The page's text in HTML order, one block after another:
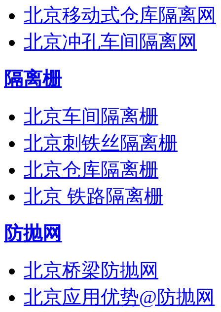
北京移动式仓库隔离网
北京冲孔车间隔离网
隔离栅
北京车间隔离栅
北京刺铁丝隔离栅
北京仓库隔离栅
北京 铁路隔离栅
防抛网
北京桥梁防抛网
北京应用优势@防抛网